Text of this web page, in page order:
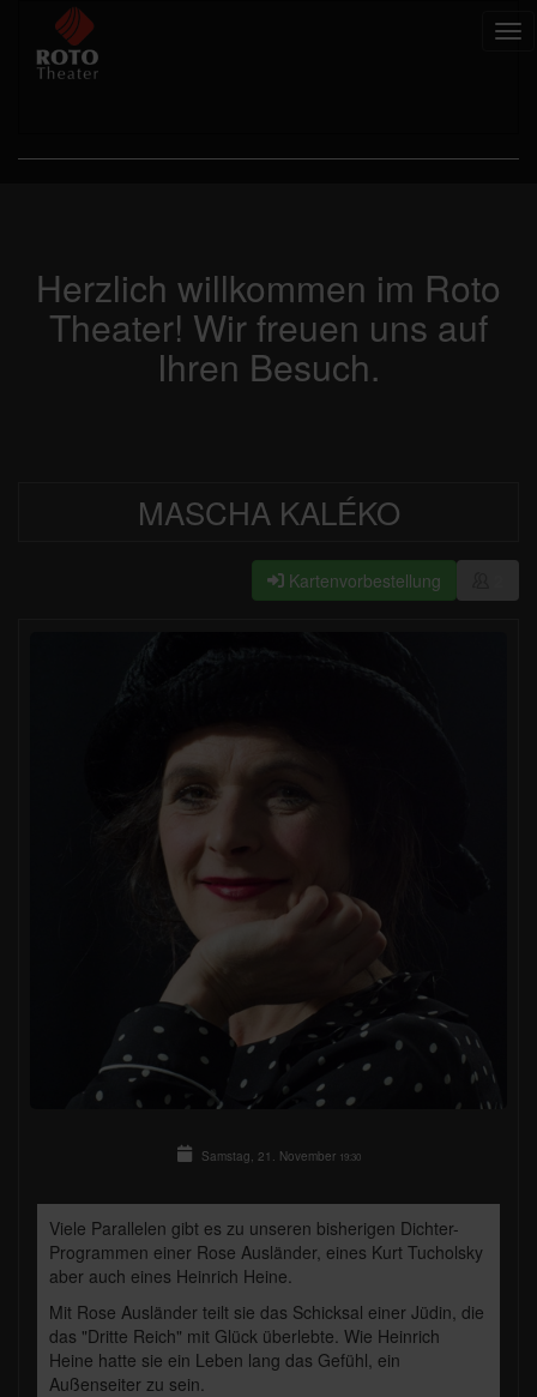
Herzlich willkommen im Roto
Theater! Wir freuen uns auf
Ihren Besuch.
MASCHA KALÉKO
Kartenvorbestellung
Samstag, 21. November 19:30
Viele Parallelen gibt es zu unseren bisherigen Dichter-
Programmen einer Rose Ausländer, eines Kurt Tucholsky
aber auch eines Heinrich Heine.
Mit Rose Ausländer teilt sie das Schicksal einer Jüdin, die
das "Dritte Reich" mit Glück überlebte. Wie Heinrich
Heine hatte sie ein Leben lang das Gefühl, ein
Außenseiter zu sein.